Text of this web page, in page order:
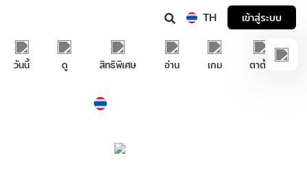
TH เข้าสู่ระบบ
วันนี้ ดู สิทธิพิเศษ อ่าน เกม ตาตั้ง